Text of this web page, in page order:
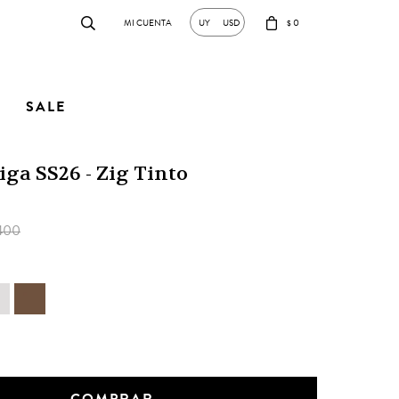
SALE
$0
UY USD
SS26 - Zig Tinto